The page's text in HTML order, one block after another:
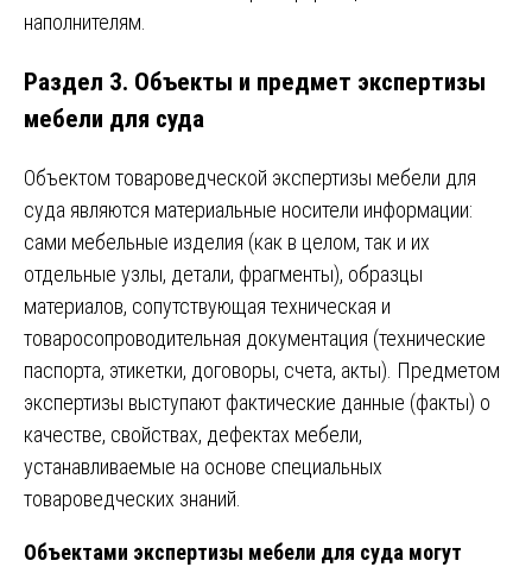
наполнителям.
Раздел 3. Объекты и предмет экспертизы
мебели для суда
Объектом товароведческой экспертизы мебели для
суда являются материальные носители информации:
сами мебельные изделия (как в целом, так и их
отдельные узлы, детали, фрагменты), образцы
материалов, сопутствующая техническая и
товаросопроводительная документация (технические
паспорта, этикетки, договоры, счета, акты). Предметом
экспертизы выступают фактические данные (факты) о
качестве, свойствах, дефектах мебели,
устанавливаемые на основе специальных
товароведческих знаний.
Объектами экспертизы мебели для суда могут